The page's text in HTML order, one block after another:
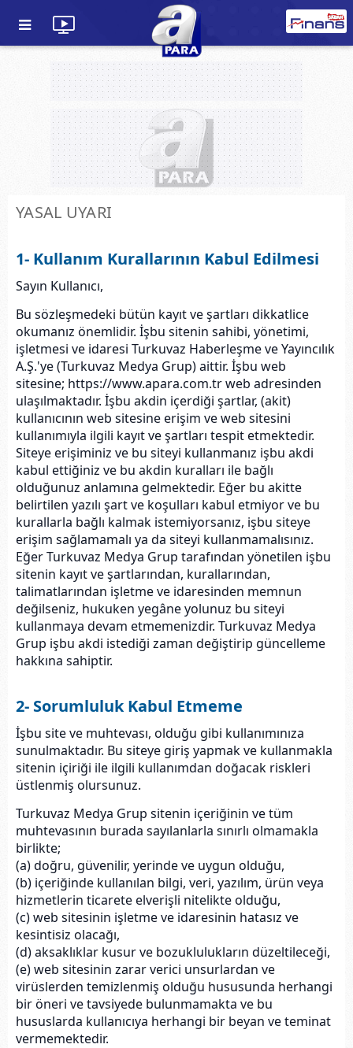
YASAL UYARI
1- Kullanım Kurallarının Kabul Edilmesi
Sayın Kullanıcı,
Bu sözleşmedeki bütün kayıt ve şartları dikkatlice
okumanız önemlidir. İşbu sitenin sahibi, yönetimi,
işletmesi ve idaresi Turkuvaz Haberleşme ve Yayıncılık
A.Ş.'ye (Turkuvaz Medya Grup) aittir. İşbu web
sitesine; https://www.apara.com.tr web adresinden
ulaşılmaktadır. İşbu akdin içerdiği şartlar, (akit)
kullanıcının web sitesine erişim ve web sitesini
kullanımıyla ilgili kayıt ve şartları tespit etmektedir.
Siteye erişiminiz ve bu siteyi kullanmanız işbu akdi
kabul ettiğiniz ve bu akdin kuralları ile bağlı
olduğunuz anlamına gelmektedir. Eğer bu akitte
belirtilen yazılı şart ve koşulları kabul etmiyor ve bu
kurallarla bağlı kalmak istemiyorsanız, işbu siteye
erişim sağlamamalı ya da siteyi kullanmamalısınız.
Eğer Turkuvaz Medya Grup tarafından yönetilen işbu
sitenin kayıt ve şartlarından, kurallarından,
talimatlarından işletme ve idaresinden memnun
değilseniz, hukuken yegâne yolunuz bu siteyi
kullanmaya devam etmemenizdir. Turkuvaz Medya
Grup işbu akdi istediği zaman değiştirip güncelleme
hakkına sahiptir.
2- Sorumluluk Kabul Etmeme
İşbu site ve muhtevası, olduğu gibi kullanımınıza
sunulmaktadır. Bu siteye giriş yapmak ve kullanmakla
sitenin içiriği ile ilgili kullanımdan doğacak riskleri
üstlenmiş olursunuz.
Turkuvaz Medya Grup sitenin içeriğinin ve tüm
muhtevasının burada sayılanlarla sınırlı olmamakla
birlikte;
(a) doğru, güvenilir, yerinde ve uygun olduğu,
(b) içeriğinde kullanılan bilgi, veri, yazılım, ürün veya
hizmetlerin ticarete elverişli nitelikte olduğu,
(c) web sitesinin işletme ve idaresinin hatasız ve
kesintisiz olacağı,
(d) aksaklıklar kusur ve bozuklulukların düzeltileceği,
(e) web sitesinin zarar verici unsurlardan ve
virüslerden temizlenmiş olduğu hususunda herhangi
bir öneri ve tavsiyede bulunmamakta ve bu
hususlarda kullanıcıya herhangi bir beyan ve teminat
vermemektedir.